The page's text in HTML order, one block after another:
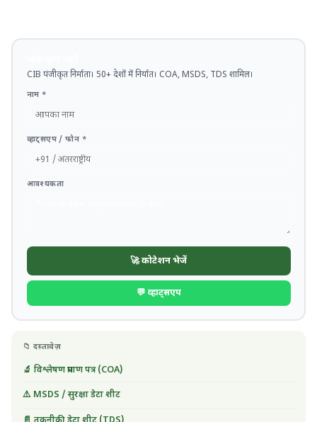
CIB पंजीकृत निर्माता। 50+ देशों में निर्यात। COA, MSDS, TDS शामिल।
नाम *
व्हाट्सएप / फोन *
आवश्यकता
🚀 कोटेशन भेजें
💬 व्हाट्सएप
📁 दस्तावेज़
🔬 विश्लेषण प्रमाण पत्र (COA)
⚠️ MSDS / सुरक्षा डेटा शीट